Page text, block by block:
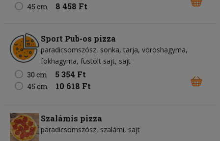
45 cm 8 458 Ft
Sport Pub-os pizza
paradicsomszósz sonka tarja vöröshagyma
fokhagyma füstölt sajt sajt
30 cm
5 354 Ft
45 cm 10 618 Ft
Szalámis pizza
paradicsomszósz szalámi sajt